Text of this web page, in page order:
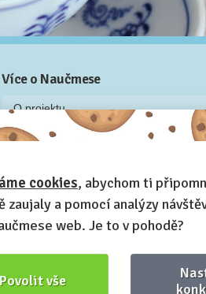
Více o Naučmese
O projektu
Blog: recenze z kurzů, rozhovory a
Příběh Naučmese
Naučmese festivaly
Náš systém pro vaši firmu
Prostory pro pořádání kurzů
Kontakt a fakturační údaje
cookies, abychom ti
zaujaly a pomocí analýzy
web. Je to v pohodě?
Povolit vše